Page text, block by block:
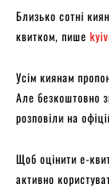
Близько сотні
квитком, пише
Усім киянам
Але безкоштовно
розповіли на
Щоб оцінити е-
активно